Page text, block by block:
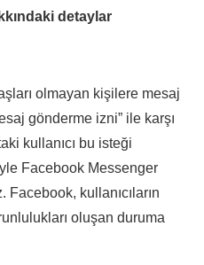
detaylar
olmayan kişilere mesaj
gönderme izni” ile karşı
kullanıcı bu isteği
Facebook Messenger
kullanıcıların
oluşan duruma